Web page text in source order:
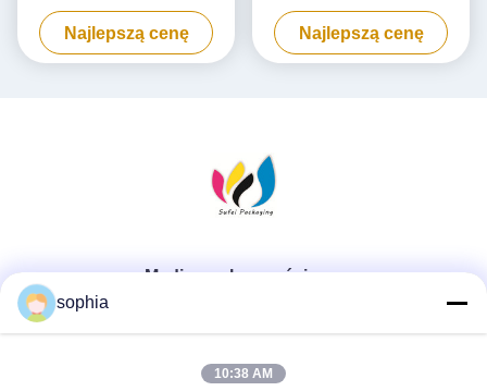
Pudełko opakowaniowe,
Kosmetyczny lakier do
paznokci Pudełko prezent
Najlepszą cenę
podarunkowa Magnetyczna
skrzynka opakowaniowa z
wkładką
Najlepszą cenę
Media społecznościowe
Szybki kontakt
sophia
10:38 AM